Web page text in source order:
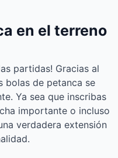
en el terreno
partidas! Gracias al
bolas de petanca se
Ya sea que inscribas
importante o incluso
verdadera extensión